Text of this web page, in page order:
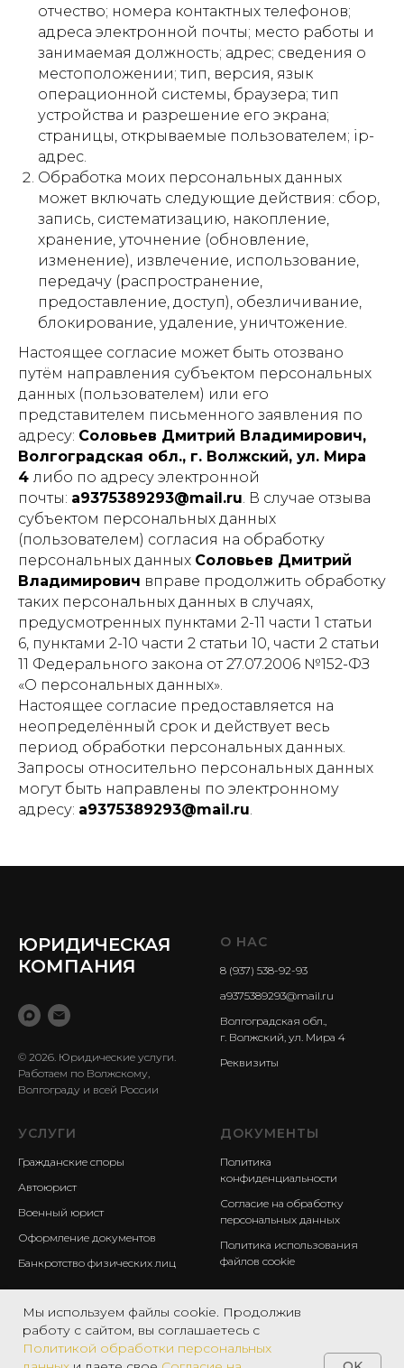
отчество; номера контактных телефонов;
адреса электронной почты; место работы и
занимаемая должность; адрес; сведения о
местоположении; тип, версия, язык
операционной системы, браузера; тип
устройства и разрешение его экрана;
страницы, открываемые пользователем; ip-
адрес.
Обработка моих персональных данных
может включать следующие действия: сбор,
запись, систематизацию, накопление,
хранение, уточнение (обновление,
изменение), извлечение, использование,
передачу (распространение,
предоставление, доступ), обезличивание,
блокирование, удаление, уничтожение.
Настоящее согласие может быть отозвано
путём направления субъектом персональных
данных (пользователем) или его
представителем письменного заявления по
адресу: Соловьев Дмитрий Владимирович,
Волгоградская обл., г. Волжский, ул. Мира
4 либо по адресу электронной
почты: a9375389293@mail.ru. В случае отзыва
субъектом персональных данных
(пользователем) согласия на обработку
персональных данных Соловьев Дмитрий
Владимирович вправе продолжить обработку
таких персональных данных в случаях,
предусмотренных пунктами 2-11 части 1 статьи
6, пунктами 2-10 части 2 статьи 10, части 2 статьи
11 Федерального закона от 27.07.2006 №152-ФЗ
«О персональных данных».
Настоящее согласие предоставляется на
неопределённый срок и действует весь
период обработки персональных данных.
Запросы относительно персональных данных
могут быть направлены по электронному
адресу: a9375389293@mail.ru.
ЮРИДИЧЕСКАЯ
КОМПАНИЯ
© 2026. Юридические услуги.
Работаем по Волжскому,
Волгограду и всей России
О НАС
8 (937) 538-92-93
a9375389293@mail.ru
Волгоградская обл.,
г. Волжский, ул. Мира 4
Реквизиты
УСЛУГИ
Гражданские споры
Автоюрист
Военный юрист
Оформление документов
Банкротство физических лиц
ДОКУМЕНТЫ
Политика
конфиденциальности
Согласие на обработку
персональных данных
Политика использования
файлов cookie
Мы используем файлы cookie. Продолжив
работу с сайтом, вы соглашаетесь с
Политикой обработки персональных